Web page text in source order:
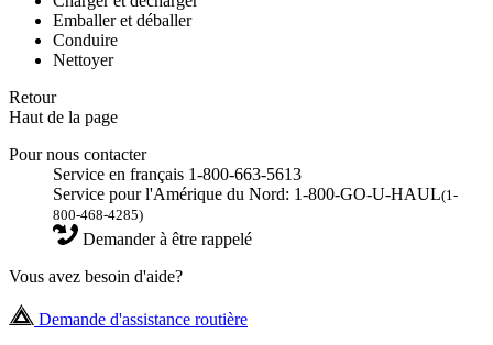
Emballer et déballer
Conduire
Nettoyer
Retour
Haut de la page
Pour nous contacter
Service en français 1-800-663-5613
Service pour l'Amérique du Nord: 1-800-GO-U-HAUL(1-
800-468-4285)
Demander à être rappelé
Vous avez besoin d'aide?
Demande d'assistance routière